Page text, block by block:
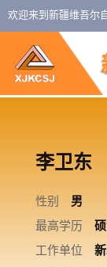
欢迎来到新疆维吾尔
李卫东
性别 男
最高学历
工作单位